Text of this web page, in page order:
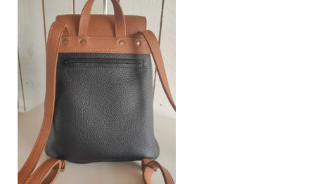
E-Boutique
Pour acheter
Contact